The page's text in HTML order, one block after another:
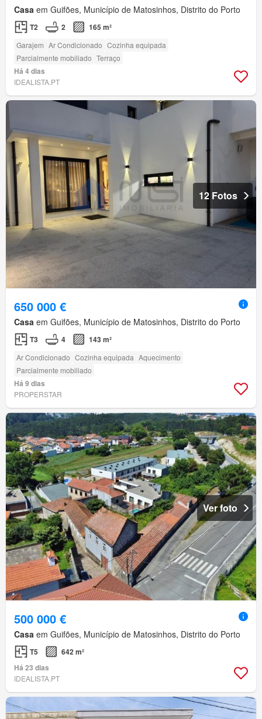
Casa em Guifões, Município de Matosinhos, Distrito do Porto
T2 2 165 m²
Garajem Ar Condicionado Cozinha equipada
Parcialmente mobiliado Terraço
Há 4 dias
IDEALISTA.PT
12 Fotos
650 000 €
Casa em Guifões, Município de Matosinhos, Distrito do Porto
T3 4 143 m²
Ar Condicionado Cozinha equipada Aquecimento
Parcialmente mobiliado
Há 9 dias
PROPERSTAR
Ver foto
500 000 €
Casa em Guifões, Município de Matosinhos, Distrito do Porto
T5
642 m²
Há 23 dias
IDEALISTA.PT